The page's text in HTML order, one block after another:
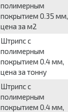
полимерным
покрытием 0.35 мм,
цена за м2
Штрипс с
полимерным
покрытием 0.4 мм,
цена за тонну
Штрипс с
полимерным
покрытием 0.4 мм,